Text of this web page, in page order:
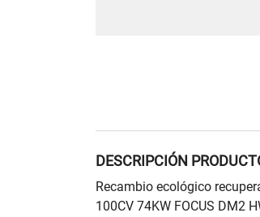
DESCRIPCIÓN
Recambio ecológico
100CV 74KW FOCUS DM2